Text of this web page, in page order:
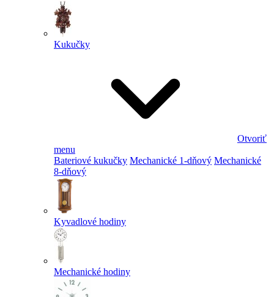
Kukučky
Otvoriť
menu
Bateriové kukučky Mechanické 1-dňový Mechanické
8-dňový
Kyvadlové hodiny
Mechanické hodiny